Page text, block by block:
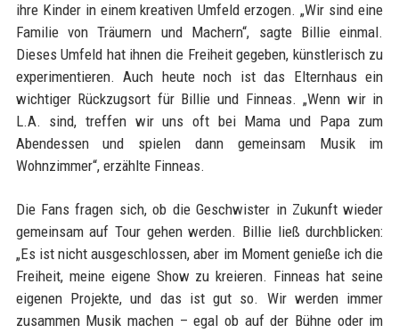
ihre Kinder in einem kreativen Umfeld erzogen. „Wir sind eine
Familie von Träumern und Machern“, sagte Billie einmal.
Dieses Umfeld hat ihnen die Freiheit gegeben, künstlerisch zu
experimentieren. Auch heute noch ist das Elternhaus ein
wichtiger Rückzugsort für Billie und Finneas. „Wenn wir in
L.A. sind, treffen wir uns oft bei Mama und Papa zum
Abendessen und spielen dann gemeinsam Musik im
Wohnzimmer“, erzählte Finneas.
Die Fans fragen sich, ob die Geschwister in Zukunft wieder
gemeinsam auf Tour gehen werden. Billie ließ durchblicken:
„Es ist nicht ausgeschlossen, aber im Moment genieße ich die
Freiheit, meine eigene Show zu kreieren. Finneas hat seine
eigenen Projekte, und das ist gut so. Wir werden immer
zusammen Musik machen – egal ob auf der Bühne oder im